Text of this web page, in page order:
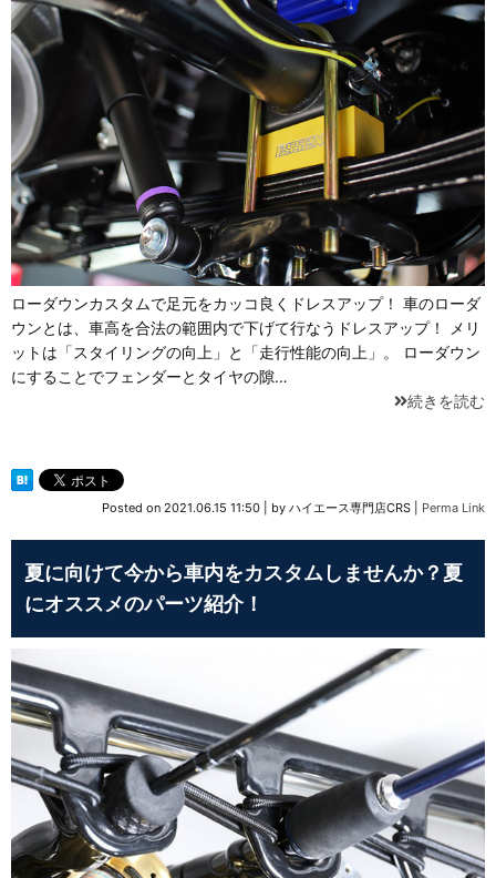
ローダウンカスタムで足元をカッコ良くドレスアップ！ 車のローダ
ウンとは、車高を合法の範囲内で下げて行なうドレスアップ！ メリ
ットは「スタイリングの向上」と「走行性能の向上」。 ローダウン
にすることでフェンダーとタイヤの隙…
続きを読む
Posted on 2021.06.15 11:50 by ハイエース専門店CRS Perma Link
夏に向けて今から車内をカスタムしませんか？夏
にオススメのパーツ紹介！